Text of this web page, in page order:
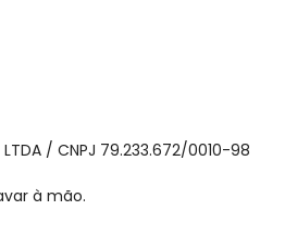
LTDA / CNPJ 79.233.672/0010-98
à mão.